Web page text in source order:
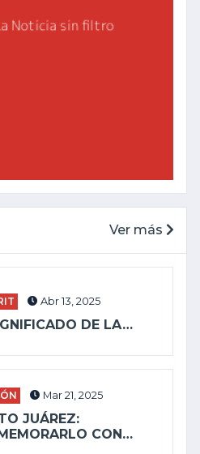
Ver más
Abr 13, 2025
DE LA…
Mar 21, 2025
JUÁREZ:
CON…